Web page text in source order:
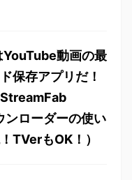
動画の最
保存アプリだ！
ンローダーの使い
TVerもOK！）